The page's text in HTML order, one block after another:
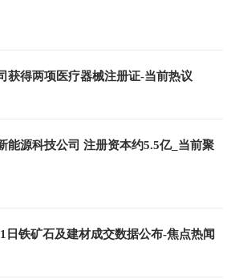
获得两项医疗器械注册证-当前热议
能源科技公司 注册资本约5.5亿_当前聚
日铁矿石及建材成交数据公布-焦点热闻